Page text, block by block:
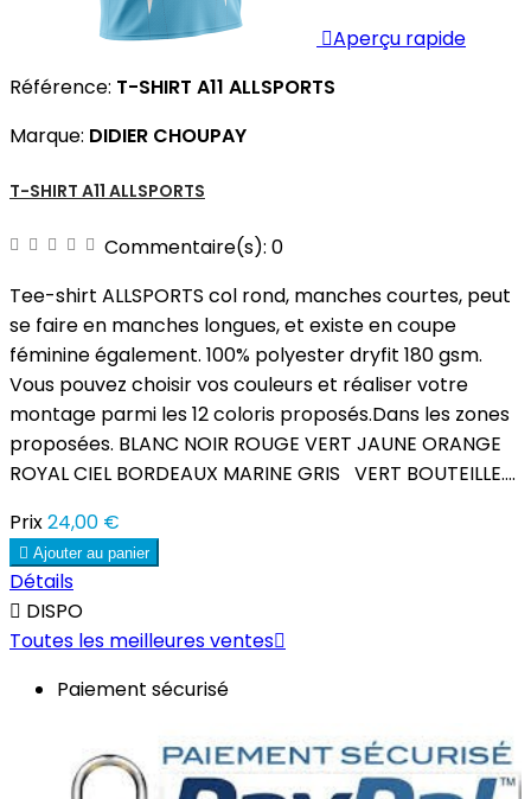
Aperçu rapide
Référence: T-SHIRT A11 ALLSPORTS
Marque: DIDIER CHOUPAY
T-SHIRT A11 ALLSPORTS
Commentaire(s): 0
Tee-shirt ALLSPORTS col rond, manches courtes, peut
se faire en manches longues, et existe en coupe
féminine également. 100% polyester dryfit 180 gsm.
Vous pouvez choisir vos couleurs et réaliser votre
montage parmi les 12 coloris proposés.Dans les zones
proposées. BLANC NOIR ROUGE VERT JAUNE ORANGE
ROYAL CIEL BORDEAUX MARINE GRIS VERT BOUTEILLE....
Prix24,00 €
 Ajouter au panier
Détails
 DISPO
Toutes les meilleures ventes
Paiement sécurisé